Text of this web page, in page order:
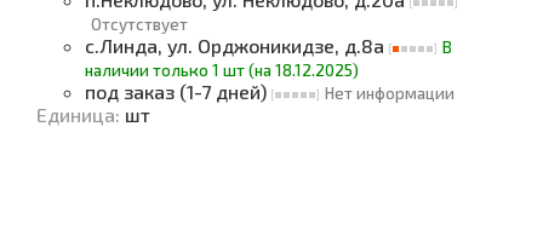
Отсутствует
с.Линда, ул. Орджоникидзе, д.8а
В
наличии только 1 шт (на 18.12.2025)
под заказ (1-7 дней) Нет информации
Единица: шт